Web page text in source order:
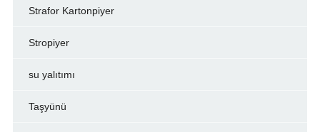
Strafor Kartonpiyer
Stropiyer
su yalıtımı
Taşyünü